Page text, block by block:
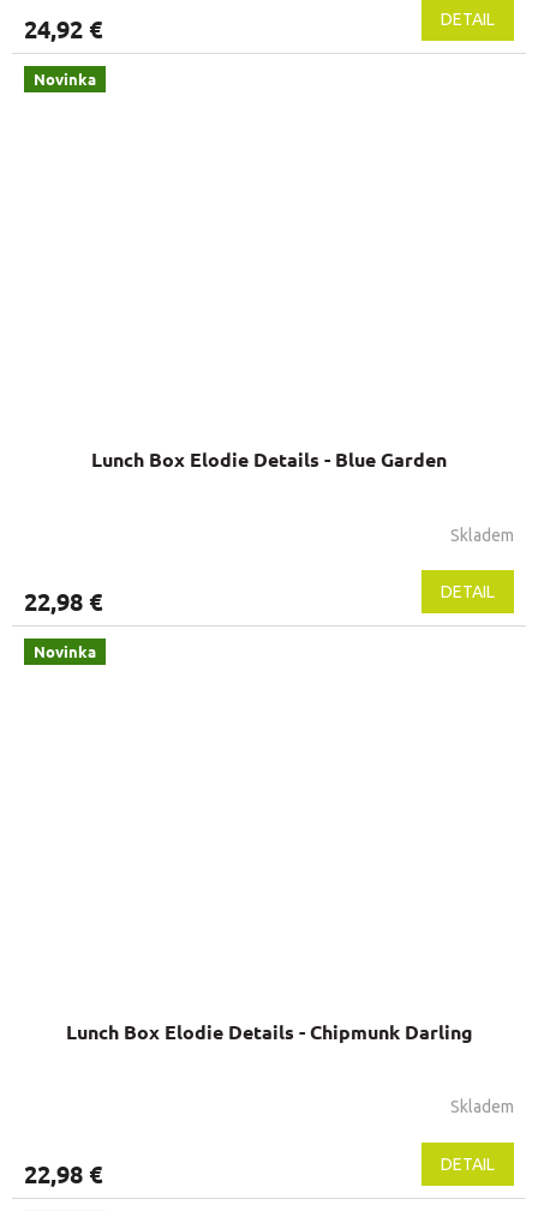
24,92 € DETAIL
Novinka
Lunch Box Elodie Details - Blue Garden
Skladem
22,98 € DETAIL
Novinka
Lunch Box Elodie Details - Chipmunk Darling
Skladem
22,98 € DETAIL